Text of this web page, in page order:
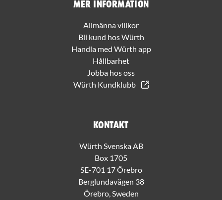
Mer information
Allmänna villkor
Bli kund hos Würth
Handla med Würth app
Hållbarhet
Jobba hos oss
Würth Kundklubb
Kontakt
Würth Svenska AB
Box 1705
SE-701 17 Örebro
Berglundavägen 38
Örebro, Sweden